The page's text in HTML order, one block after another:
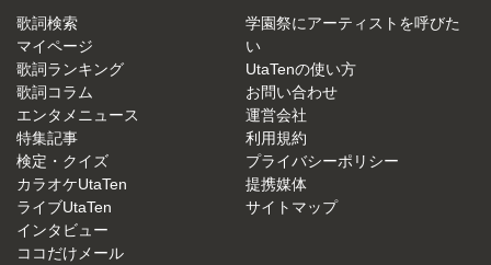
歌詞検索
マイページ
歌詞ランキング
歌詞コラム
エンタメニュース
特集記事
検定・クイズ
カラオケUtaTen
ライブUtaTen
インタビュー
ココだけメール
学園祭にアーティストを呼びた
い
UtaTenの使い方
お問い合わせ
運営会社
利用規約
プライバシーポリシー
提携媒体
サイトマップ